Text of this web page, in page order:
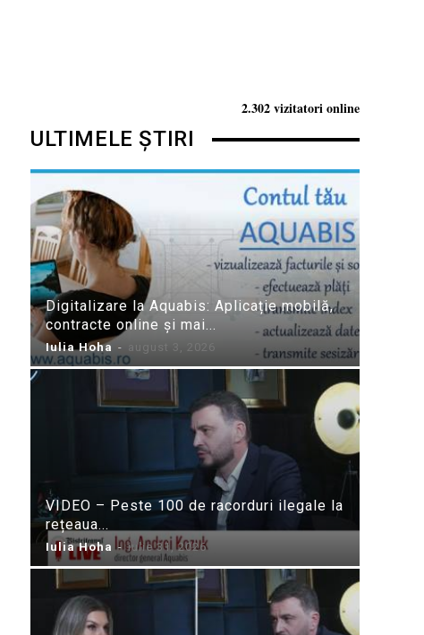
2.302 vizitatori online
ULTIMELE ȘTIRI
Digitalizare la Aquabis: Aplicație mobilă,
contracte online și mai...
Iulia Hoha - august 3, 2026
VIDEO – Peste 100 de racorduri ilegale la
rețeaua...
Iulia Hoha - iulie 31, 2026